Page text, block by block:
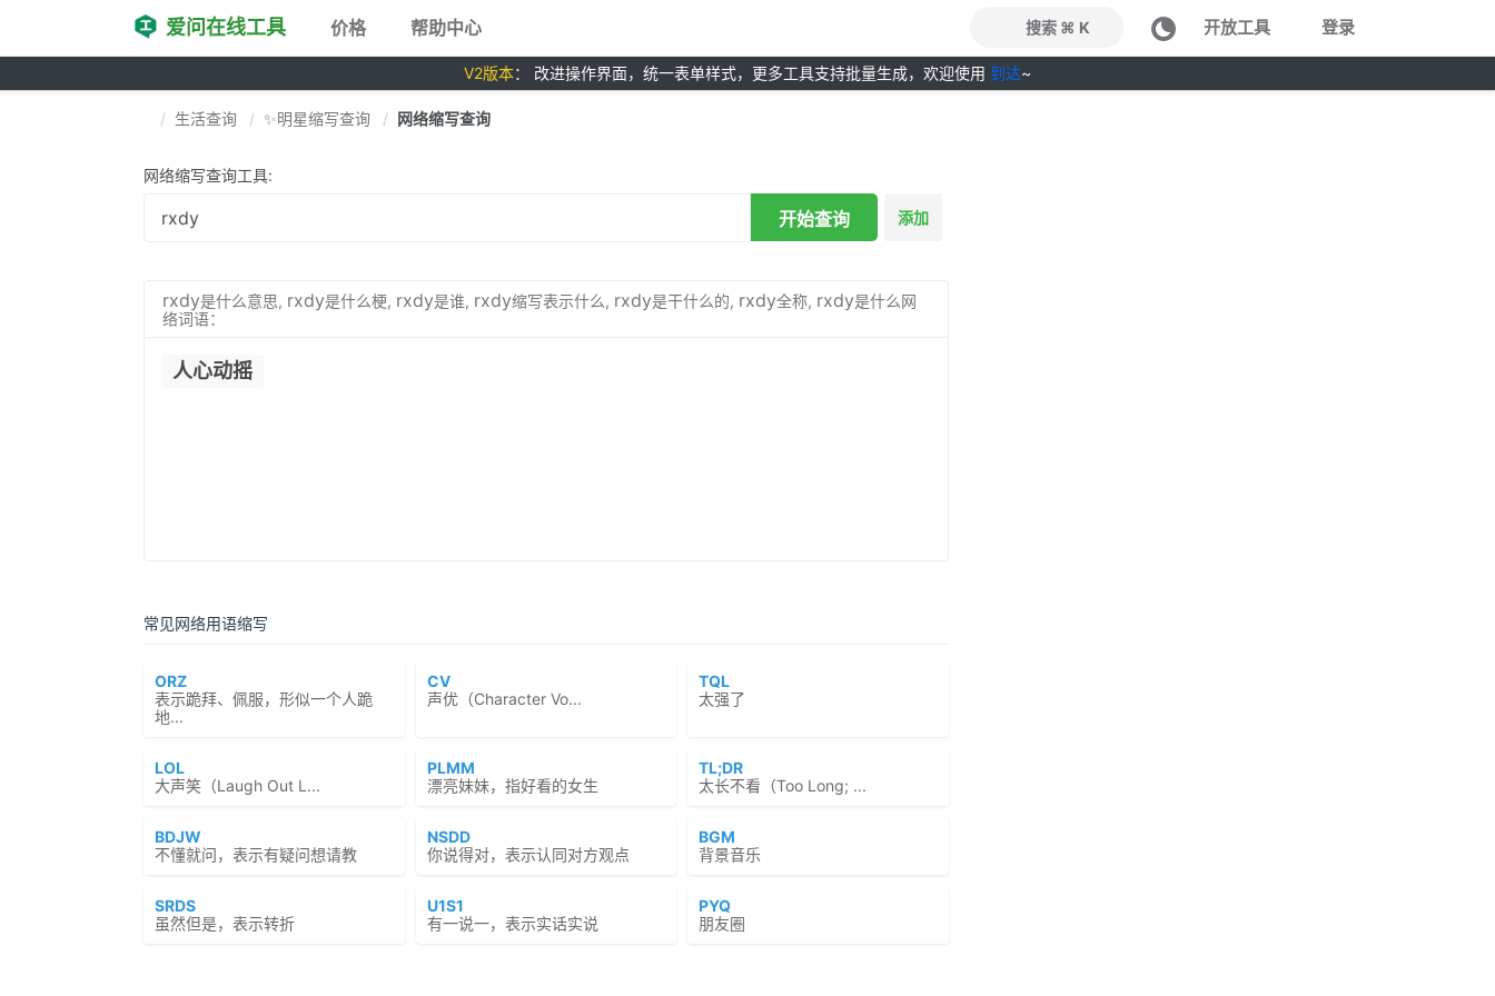
爱问在线工具 价格 帮助中心 搜索 ⌘ K 开放工具 登录
V2版本： 改进操作界面，统一表单样式，更多工具支持批量生成，欢迎使用 到达~
生活查询 ✨明星缩写查询 网络缩写查询
网络缩写查询工具:
开始查询 添加
rxdy是什么意思, rxdy是什么梗, rxdy是谁, rxdy缩写表示什么, rxdy是干什么的, rxdy全称, rxdy是什么网
络词语：
人心动摇
常见网络用语缩写
ORZ
表示跪拜、佩服，形似一个人跪
地...
CV
声优（Character Vo...
TQL
太强了
LOL
大声笑（Laugh Out L...
PLMM
漂亮妹妹，指好看的女生
TL;DR
太长不看（Too Long; ...
BDJW
不懂就问，表示有疑问想请教
NSDD
你说得对，表示认同对方观点
BGM
背景音乐
SRDS
虽然但是，表示转折
U1S1
有一说一，表示实话实说
PYQ
朋友圈